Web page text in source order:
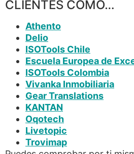
CLIENTES COMO…
Athento
Delio
ISOTools Chile
Escuela Europea de
ISOTools Colombia
Vivanka Inmobiliaria
Gear Translations
KANTAN
Oqotech
Livetopic
Trovimap